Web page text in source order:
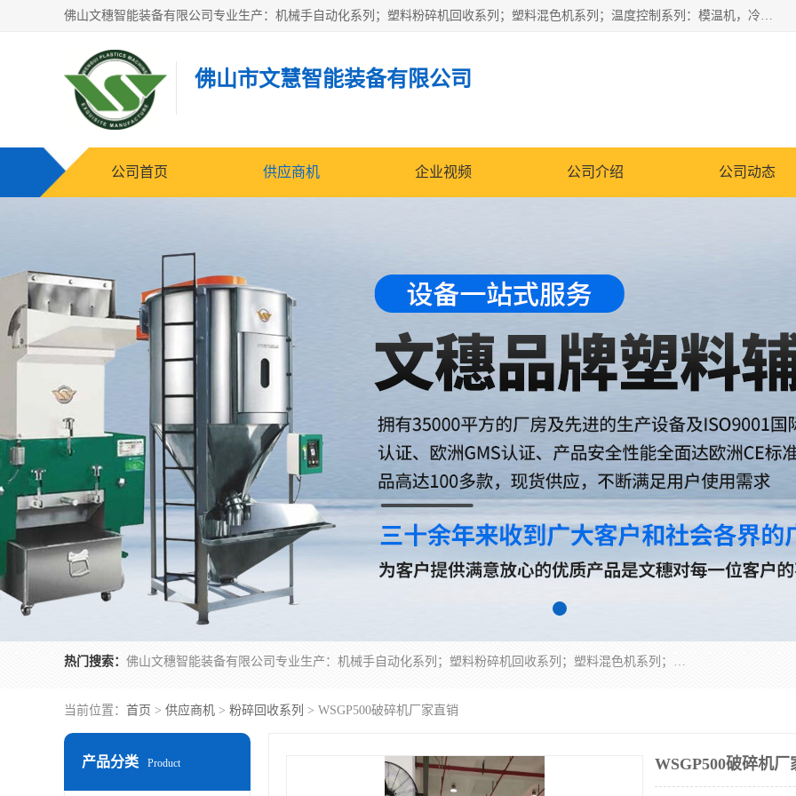
佛山文穗智能装备有限公司专业生产：机械手自动化系列；塑料粉碎机回收系列；塑料混色机系列；温度控制系列：模温机，冷水机；供料输送系列：中央供料系统，欧化/独立式吸料机，分体式吸料机；整机保修一年，易损件除外。
佛山市文慧智能装备有限公司
公司首页 供应商机 企业视频 公司介绍 公司动态
热门搜索： 佛山文穗智能装备有限公司专业生产：机械手自动化系列；塑料粉碎机回收系列；塑料混色机系列；温度控制系列：模温机，冷水机；供料输送系列：中央供料系统，欧化/独立式吸料机，分体式吸料机；整机保修一年，易损件除外。
当前位置： 首页 > 供应商机 > 粉碎回收系列 > WSGP500破碎机厂家直销
产品分类 Product WSGP500破碎机厂